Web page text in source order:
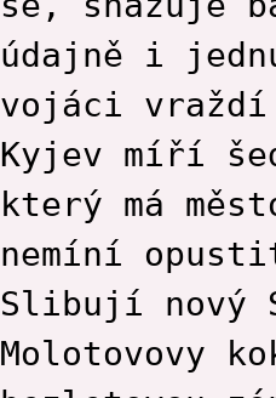
údajně i
vojáci
Kyjev míří
který má
nemíní
Slibují nový
Molotovovy